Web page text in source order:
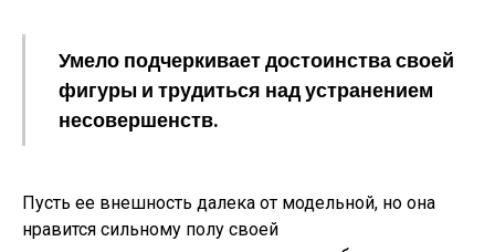
Умело подчеркивает достоинства своей
фигуры и трудиться над устранением
несовершенств.
Пусть ее внешность далека от модельной, но она
нравится сильному полу своей